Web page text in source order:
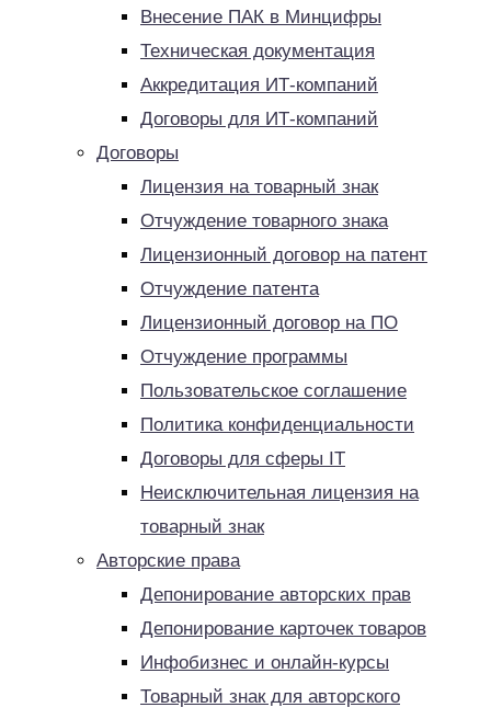
Внесение ПАК в Минцифры
Техническая документация
Аккредитация ИТ-компаний
Договоры для ИТ-компаний
Договоры
Лицензия на товарный знак
Отчуждение товарного знака
Лицензионный договор на патент
Отчуждение патента
Лицензионный договор на ПО
Отчуждение программы
Пользовательское соглашение
Политика конфиденциальности
Договоры для сферы IT
Неисключительная лицензия на
товарный знак
Авторские права
Депонирование авторских прав
Депонирование карточек товаров
Инфобизнес и онлайн-курсы
Товарный знак для авторского